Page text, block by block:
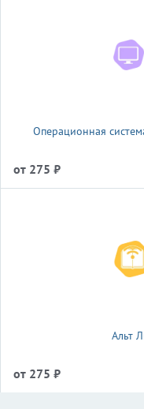
Операционная
от 275 ₽
Альт
от 275 ₽